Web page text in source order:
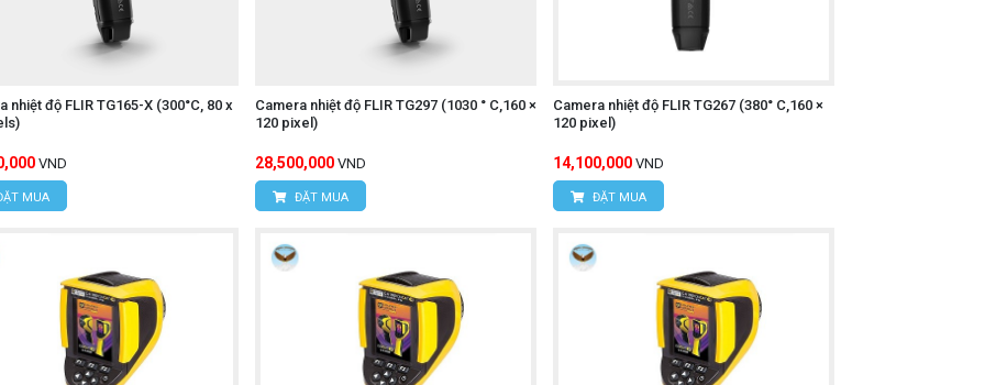
nhiệt độ FLIR TG165-X (300°C, 80 x
VND
MUA
Camera nhiệt độ FLIR TG297 (1030 ° C,160 ×
120 pixel)
28,500,000 VND
ĐẶT MUA
Camera nhiệt độ FLIR TG267 (380° C,160 ×
120 pixel)
14,100,000 VND
ĐẶT MUA